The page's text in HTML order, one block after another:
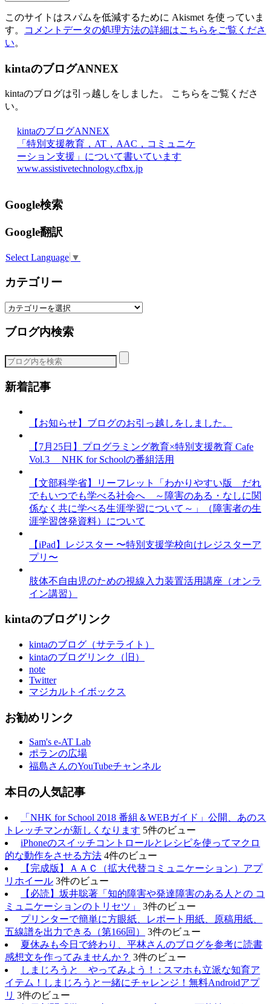
このサイトはスパムを低減するために Akismet を使っていま
す。
コメントデータの処理方法の詳細はこちらをご覧くださ
い。
kintaのブログANNEX
kintaのブログは引っ越しをしました。 こちらをご覧くださ
い。
kintaのブログANNEX
「特別支援教育，AT，AAC，コミュニケ
ーション支援」について書いています
www.assistivetechnology.cfbx.jp
Google検索
Google翻訳
Select Language ▼
カテゴリー
カ
ゴ
ー
ブログ内検索
新着記事
【お知らせ】ブログのお引っ越しをしました。
【7月25日】プログラミング教育×特別支援教育 Cafe
Vol.3 NHK for Schoolの番組活用
【文部科学省】リーフレット「わかりやすい版 だれ
でもいつでも学べる社会へ ～障害のある・なしに関
係なく共に学べる生涯学習について～」（障害者の生
涯学習啓発資料）について
【iPad】レジスター 〜特別支援学校向けレジスターア
プリ〜
肢体不自由児のための視線入力装置活用講座（オンラ
イン講習）
kintaのブログリンク
kintaのブログ（サテライト）
kintaのブログリンク（旧）
note
Twitter
マジカルトイボックス
お勧めリンク
Sam's e-AT Lab
ポランの広場
福島さんのYouTubeチャンネル
本日の人気記事
「NHK for School 2018 番組＆WEBガイド」公開、あのス
トレッチマンが新しくなります 5件のビュー
iPhoneのスイッチコントロールとレシピを使ってマクロ
的な動作をさせる方法 4件のビュー
【完成版】ＡＡＣ（拡大代替コミュニケーション）アプ
リホイール 3件のビュー
【必読】坂井聡著「知的障害や発達障害のある人との コ
ミュニケーションのトリセツ」
3件のビュー
プリンターで簡単に方眼紙、レポート用紙、原稿用紙、
五線譜を出力できる（第166回）
3件のビュー
夏休みも今日で終わり、平林さんのブログを参考に読書
感想文を作ってみませんか？ 3件のビュー
しまじろうと やってみよう！ : スマホも立派な知育ア
イテム！しまじろうと一緒にチャレンジ！無料Androidアプ
リ 3件のビュー